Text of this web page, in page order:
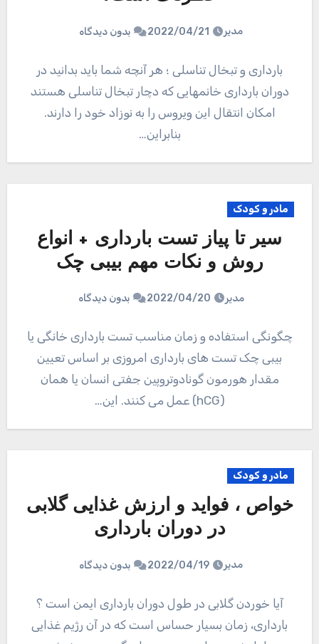
مدیر 2022/04/21 بدون دیدگاه
بارداری و تبخال تناسلی ؛ هر آنچه شما باید بدانید در
دوران بارداری خانمهایی که دچار تبخال تناسلی هستند
امکان انتقال این ویروس را به نوزاد خود را دارند.
بنابراین…
مادر و کودک
سیر تا پیاز تست بارداری + انواع
روش و نکات مهم بیبی چک
مدیر 2022/04/20 بدون دیدگاه
چگونگی استفاده و زمان مناسب تست بارداری خانگی یا
بیبی چک تست های بارداری امروزی بر اساس تعیین
مقدار هورمون گونادوتروپین جفتی انسان یا همان
(hCG) عمل می کنند. این…
مادر و کودک
خواص ، فواید و ارزش غذایی گلابی
در دوران بارداری
مدیر 2022/04/19 بدون دیدگاه
آیا خوردن گلابی در طول دوران بارداری ایمن است ؟
بارداری، زمان بسیار حساس است که در آن رژیم غذایی